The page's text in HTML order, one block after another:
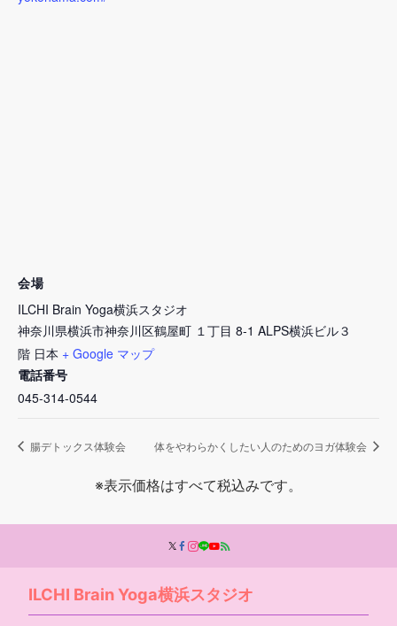
会場
ILCHI Brain Yoga横浜スタジオ
神奈川県横浜市神奈川区鶴屋町 １丁目 8-1 ALPS横浜ビル３
階 日本 + Google マップ
電話番号
045-314-0544
腸デトックス体験会 体をやわらかくしたい人のためのヨガ体験会
※表示価格はすべて税込みです。
ILCHI Brain Yoga横浜スタジオ